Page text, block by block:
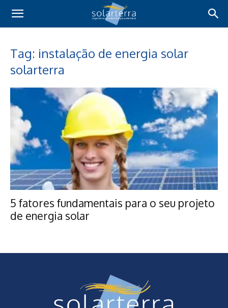
Tag: instalação de energia solar
solarterra
5 fatores fundamentais para o seu projeto
de energia solar